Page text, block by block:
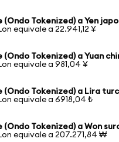
(Ondo Tokenized) a Yen
equivale a 22.941,12 ¥
(Ondo Tokenized) a Yuan
equivale a 981,04 ¥
(Ondo Tokenized) a Lira
equivale a 6918,04 ₺
(Ondo Tokenized) a Won
equivale a 207.271,84 ₩